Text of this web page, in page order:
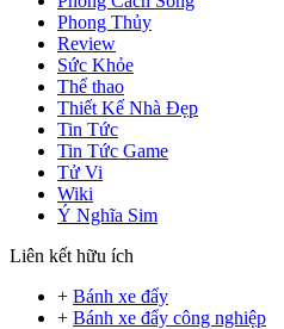
Phong Thủy
Review
Sức Khỏe
Thể thao
Thiết Kế Nhà Đẹp
Tin Tức
Tin Tức Game
Tử Vi
Wiki
Ý Nghĩa Sim
Liên kết hữu ích
+ Bánh xe đẩy
+ Bánh xe đẩy công nghiệp